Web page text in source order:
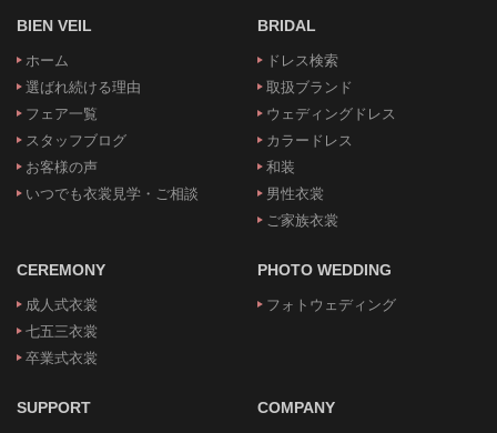
BIEN VEIL
ホーム
選ばれ続ける理由
フェア一覧
スタッフブログ
お客様の声
いつでも衣裳見学・ご相談
BRIDAL
ドレス検索
取扱ブランド
ウェディングドレス
カラードレス
和装
男性衣裳
ご家族衣裳
CEREMONY
成人式衣裳
七五三衣裳
卒業式衣裳
PHOTO WEDDING
フォトウェディング
SUPPORT COMPANY